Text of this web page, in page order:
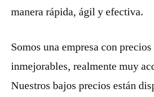
manera rápida, ágil y efectiva.
Somos una empresa con precios
inmejorables, realmente muy
Nuestros bajos precios están